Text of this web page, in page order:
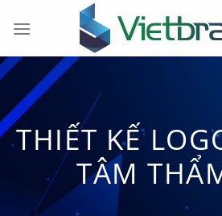
đến
dung
THIẾT KẾ
TÂM